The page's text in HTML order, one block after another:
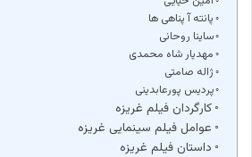
پانته آ پناهی ها
ساینا روحانی
مهدیار شاه محمدی
ژاله صامتی
پردیس پورعابدینی
کارگردان فیلم غریزه
عوامل فیلم سینمایی غریزه
داستان فیلم غریزه